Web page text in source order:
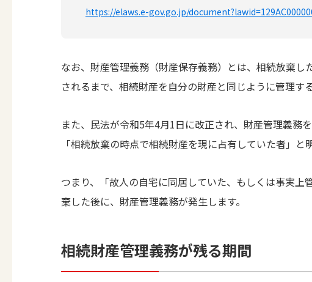
https://elaws.e-gov.go.jp/
なお、財産管理義務（財産保存義務）とは、相続放棄し
されるまで、相続財産を自分の財産と同じように管理す
また、民法が令和5年4月1日に改正され、財産管理義務
「相続放棄の時点で相続財産を現に占有していた者」と
つまり、「故人の自宅に同居していた、もしくは事実上
棄した後に、財産管理義務が発生します。
相続財産管理義務が残る期間